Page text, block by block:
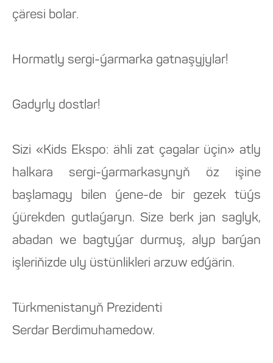
çäresi bolar.
Hormatly sergi-ýarmarka gatnaşyjylar!
Gadyrly dostlar!
Sizi «Kids Ekspo: ähli zat çagalar üçin» atly
halkara sergi-ýarmarkasynyň öz işine
başlamagy bilen ýene-de bir gezek tüýs
ýürekden gutlaýaryn. Size berk jan saglyk,
abadan we bagtyýar durmuş, alyp barýan
işleriňizde uly üstünlikleri arzuw edýärin.
Türkmenistanyň Prezidenti
Serdar Berdimuhamedow.